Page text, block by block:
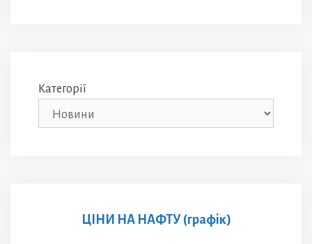
Категорії
ЦІНИ НА НАФТУ (графік)